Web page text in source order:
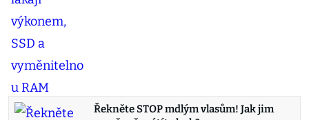
Řekněte STOP mdlým vlasům! Jak jim